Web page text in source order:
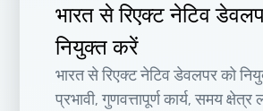
भारत से रिएक्ट नेटिव
नियुक्त करें
भारत से रिएक्ट नेटिव डेवलपर को
प्रभावी, गुणवत्तापूर्ण कार्य, समय क्षेत्र